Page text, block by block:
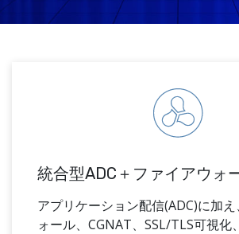
統合型ADC＋ファイアウォ
アプリケーション配信(ADC)に加
ォール、CGNAT、SSL/TLS可視化